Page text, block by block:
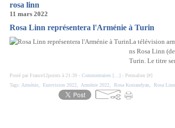
rosa linn
11 mars 2022
Rosa Linn représentera l'Arménie à Turin
La télévision
ns Rosa Linn
Turin. Le titre
Posté par France12points à 21:39 - Commentaires [ ] - Permalien [#]
Tags: Arménie Eurovision 2022 Arménie 2022 Rosa Kostandyan Rosa Linn